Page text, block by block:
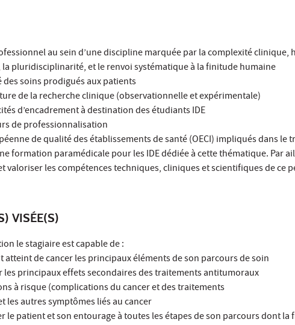
au sein d’une discipline marquée par la complexité clinique,
pluridisciplinarité, et le renvoi systématique à la finitude humaine
soins prodigués aux patients
de la recherche clinique (observationnelle et expérimentale)
d’encadrement à destination des étudiants IDE
de professionnalisation
de qualité des établissements de santé (OECI) impliqués dans le
formation paramédicale pour les IDE dédiée à cette thématique. Par
valoriser les compétences techniques, cliniques et scientifiques de ce
VISÉE(S)
le stagiaire est capable de :
atteint de cancer les principaux éléments de son parcours de soin
les principaux effets secondaires des traitements antitumoraux
à risque (complications du cancer et des traitements
les autres symptômes liés au cancer
le patient et son entourage à toutes les étapes de son parcours dont la